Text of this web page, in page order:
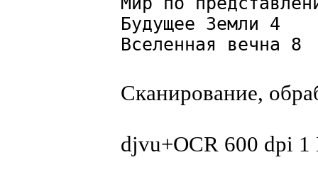
Будущее Земли 4
Вселенная вечна 8
Сканирование,
djvu+OCR 600 dpi